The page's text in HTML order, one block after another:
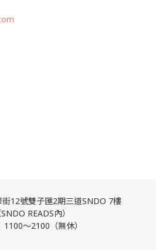
12號雙子匯2期三道SNDO 7樓
READS內）
～2100（無休）